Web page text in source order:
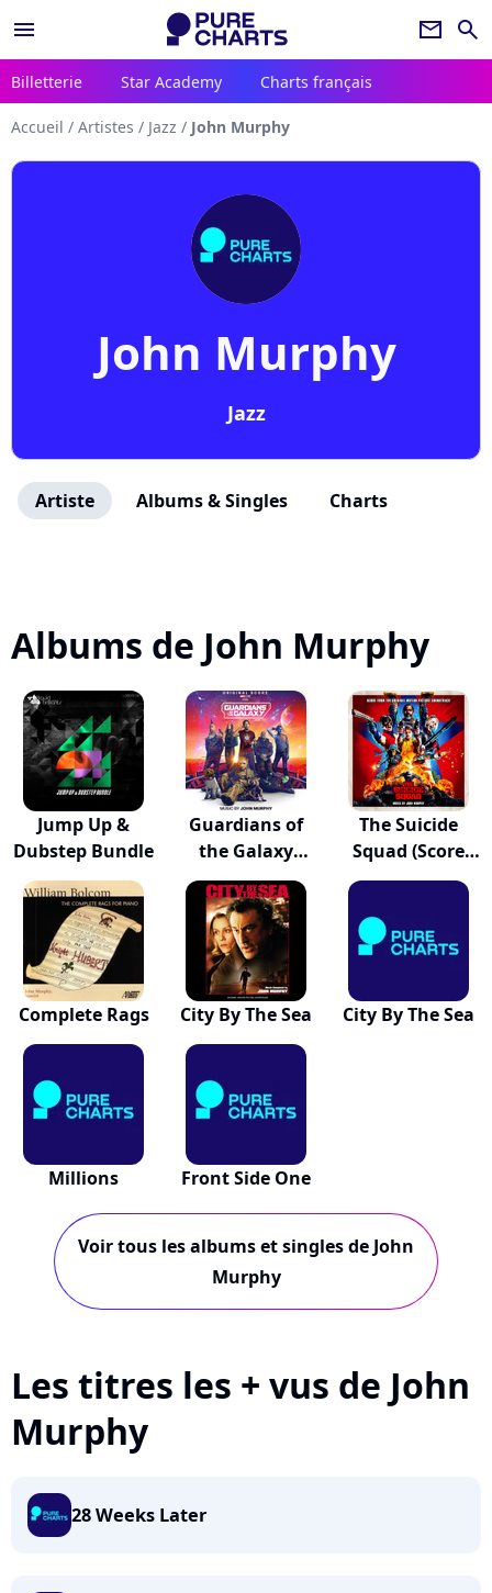
menu newsletter search
Billetterie Star Academy Charts français
Accueil / Artistes / Jazz / John Murphy
John Murphy
Jazz
Artiste Albums & Singles Charts
Albums de John Murphy
Jump Up &
Dubstep Bundle
Guardians of
the Galaxy
Vol....
The Suicide
Squad (Score
from...
Complete Rags City By The Sea City By The Sea
Millions Front Side One
Voir tous les albums et singles de John
Murphy
Les titres les + vus de John
Murphy
28 Weeks Later